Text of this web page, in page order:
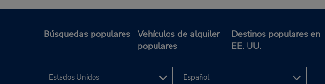
Búsquedas populares
Vehículos de alquiler
populares
Destinos populares en
EE. UU.